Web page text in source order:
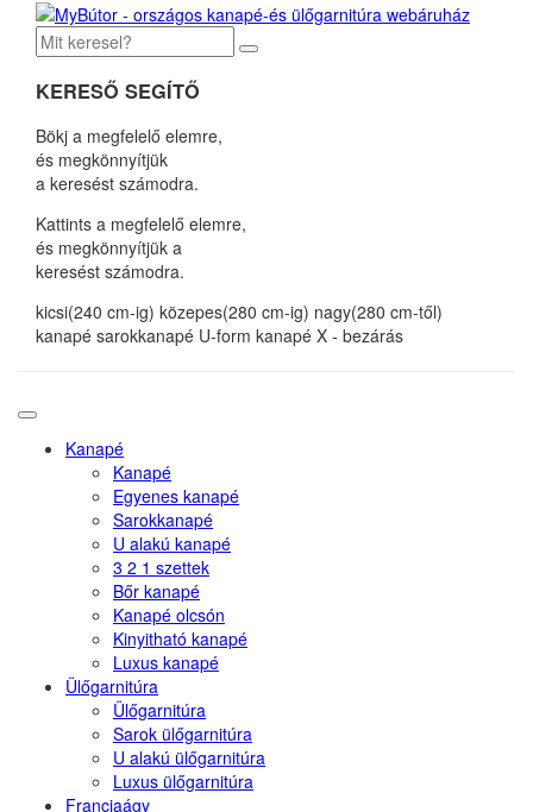
KERESŐ SEGÍTŐ
Bökj a megfelelő elemre,
és megkönnyítjük
a keresést számodra.
Kattints a megfelelő elemre,
és megkönnyítjük a
keresést számodra.
kicsi(240 cm-ig) közepes(280 cm-ig) nagy(280 cm-től)
kanapé sarokkanapé U-form kanapé X - bezárás
Kanapé
Kanapé
Egyenes kanapé
Sarokkanapé
U alakú kanapé
3 2 1 szettek
Bőr kanapé
Kanapé olcsón
Kinyitható kanapé
Luxus kanapé
Ülőgarnitúra
Ülőgarnitúra
Sarok ülőgarnitúra
U alakú ülőgarnitúra
Luxus ülőgarnitúra
Franciaágy